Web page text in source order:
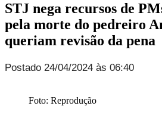
STJ nega recursos de
pela morte do pedreiro
queriam revisão da pena
Postado 24/04/2024 às 06:40
Foto: Reprodução